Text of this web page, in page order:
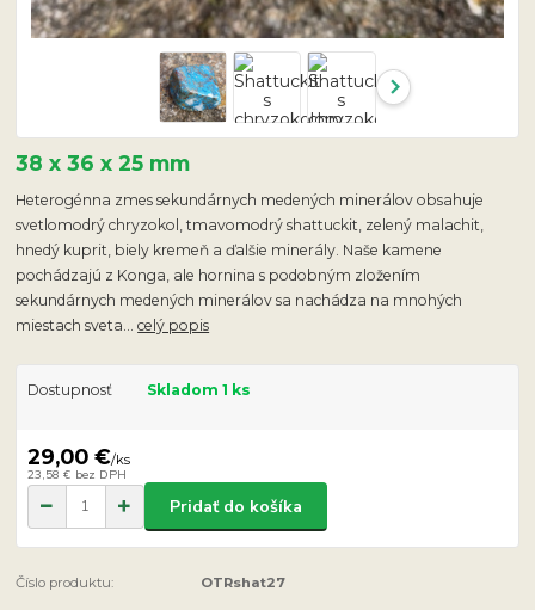
38 x 36 x 25 mm
Heterogénna zmes sekundárnych medených minerálov obsahuje
svetlomodrý chryzokol, tmavomodrý shattuckit, zelený malachit,
hnedý kuprit, biely kremeň a ďalšie minerály. Naše kamene
pochádzajú z Konga, ale hornina s podobným zložením
sekundárnych medených minerálov sa nachádza na mnohých
miestach sveta...celý popis
Dostupnosť Skladom 1 ks
29,00 €/ks
23,58 € bez DPH
Pridať do košíka
Číslo produktu: OTRshat27